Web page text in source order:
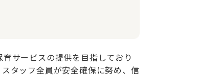
サービスの提供を目指しており
タッフ全員が安全確保に努め、信